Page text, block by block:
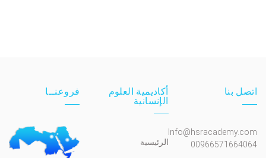
اتصل بنا
Info@hsracademy.com
00966571664064
أكاديمية العلوم
الإنسانية
الرئيسية
فروعنــا